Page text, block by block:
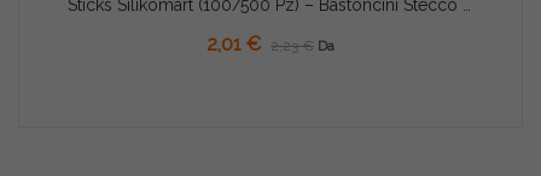
2,01 € 2,23 € Da